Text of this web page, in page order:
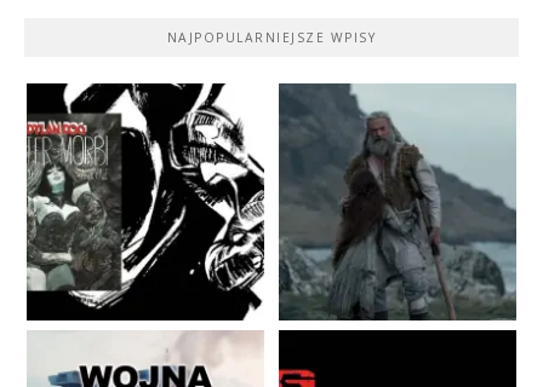
NAJPOPULARNIEJSZE WPISY